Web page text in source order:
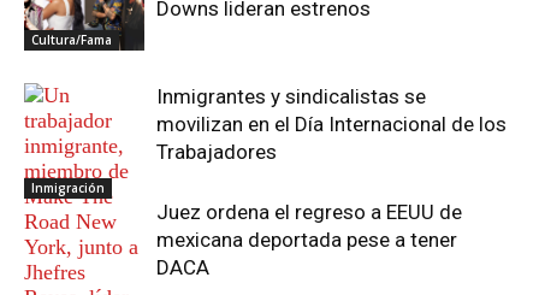
Cultura/Fama
Downs lideran estrenos
Inmigrantes y sindicalistas se
movilizan en el Día Internacional de los
Trabajadores
Inmigración
Juez ordena el regreso a EEUU de
mexicana deportada pese a tener
DACA